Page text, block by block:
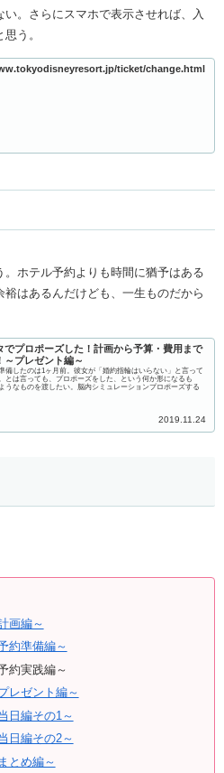
。さらにスマホで表示させれば、入
う。
ticket/change.html
ホテル予約よりも時間に猶予はある
はあるんだけども、一生ものだから
でプロポーズした！計画から予算・費用まで
～プレゼント編～
備したのは1ヶ月前。彼女が「婚約指輪はいらない」と言って
とは言っても、プロポーズをした、という何か形になるも
うなものを渡したい。脳内シミュレーションプロポーズする
2019.11.24
画編～
約準備編～
約実践編～
レゼント編～
日編その1～
日編その2～
とめ編～